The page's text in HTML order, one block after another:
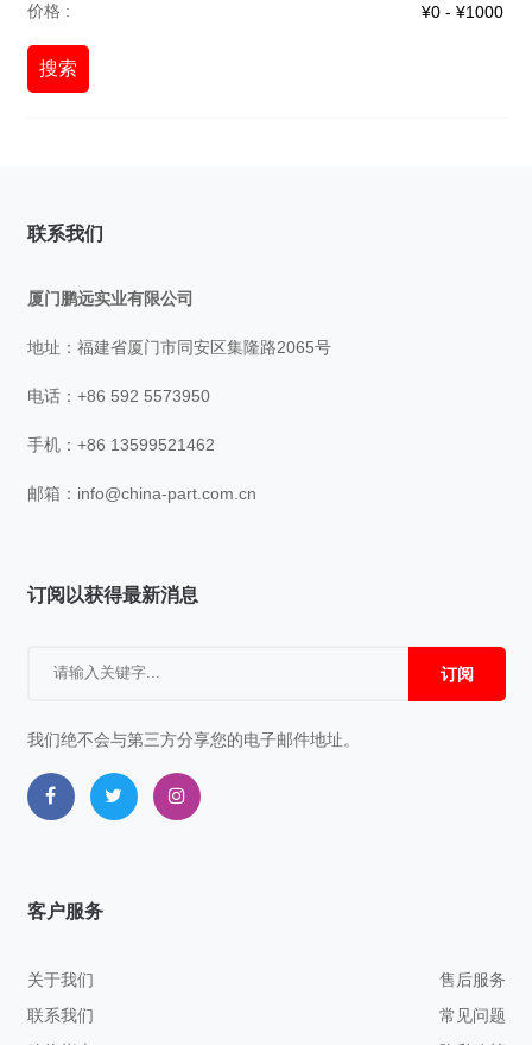
价格 :
搜索
联系我们
厦门鹏远实业有限公司
地址：福建省厦门市同安区集隆路2065号
电话：+86 592 5573950
手机：+86 13599521462
邮箱： info@china-part.com.cn
订阅以获得最新消息
订阅
我们绝不会与第三方分享您的电子邮件地址。
客户服务
关于我们
联系我们
售后服务
常见问题